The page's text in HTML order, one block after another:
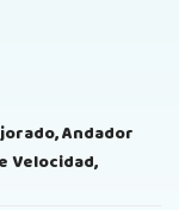
Andador
Velocidad,